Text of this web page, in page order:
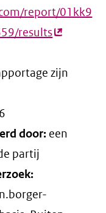
report/01kk9
results(externe
zijn
door: een
partij